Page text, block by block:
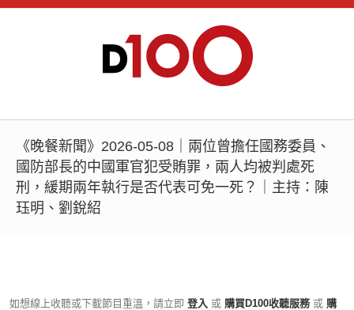
《晚餐新聞》2026-05-08｜兩位曾擔任國務委員、
國防部長的中國軍官犯受賄罪，兩人均被判處死
刑，緩期兩年執行是否代表可免一死？｜主持：陳
珏明、劉銳紹
如想線上收聽或下載節目重溫，請立即 登入 或 購買D100收聽服務 或 購